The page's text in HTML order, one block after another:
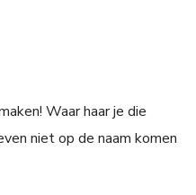
Waar haar je die
niet op de naam komen